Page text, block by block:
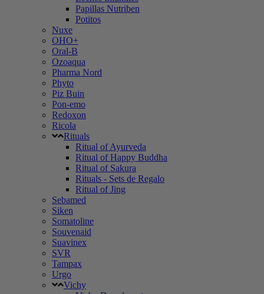
Papillas Nutriben
Potitos
Nuxe
OHO+
Oral-B
Ozoaqua
Pharma Nord
Phyto
Piz Buin
Pon-emo
Redoxon
Ricola
Rituals
Ritual of Ayurveda
Ritual of Happy Buddha
Ritual of Sakura
Rituals - Sets de Regalo
Ritual of Jing
Sebamed
Siken
Somatoline
Souvenaid
Suavinex
SVR
Tampax
Urgo
Vichy